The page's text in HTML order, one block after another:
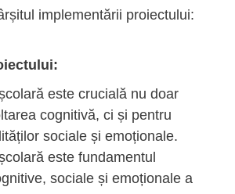
implementării proiectului:
este crucială nu doar
cognitivă, ci și pentru
sociale și emoționale.
este fundamentul
sociale și emoționale a